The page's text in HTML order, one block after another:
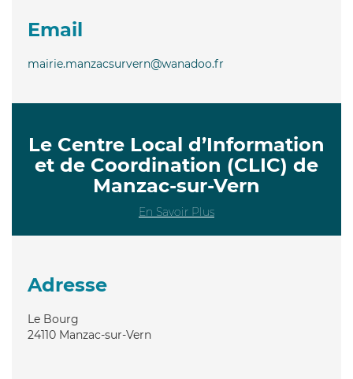
Email
mairie.manzacsurvern@wanadoo.fr
Le Centre Local d’Information
et de Coordination (CLIC) de
Manzac-sur-Vern
En Savoir Plus
Adresse
Le Bourg
24110 Manzac-sur-Vern